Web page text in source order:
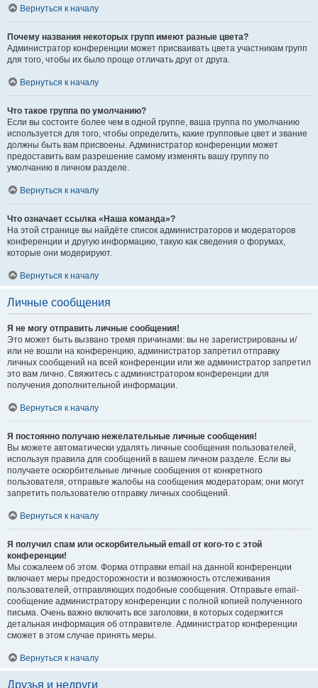
Вернуться к началу
Почему названия некоторых групп имеют разные цвета?
Администратор конференции может присваивать цвета участникам групп
для того, чтобы их было проще отличать друг от друга.
Вернуться к началу
Что такое группа по умолчанию?
Если вы состоите более чем в одной группе, ваша группа по умолчанию
используется для того, чтобы определить, какие групповые цвет и звание
должны быть вам присвоены. Администратор конференции может
предоставить вам разрешение самому изменять вашу группу по
умолчанию в личном разделе.
Вернуться к началу
Что означает ссылка «Наша команда»?
На этой странице вы найдёте список администраторов и модераторов
конференции и другую информацию, такую как сведения о форумах,
которые они модерируют.
Вернуться к началу
Личные сообщения
Я не могу отправить личные сообщения!
Это может быть вызвано тремя причинами: вы не зарегистрированы и/
или не вошли на конференцию, администратор запретил отправку
личных сообщений на всей конференции или же администратор запретил
это вам лично. Свяжитесь с администратором конференции для
получения дополнительной информации.
Вернуться к началу
Я постоянно получаю нежелательные личные сообщения!
Вы можете автоматически удалять личные сообщения пользователей,
используя правила для сообщений в вашем личном разделе. Если вы
получаете оскорбительные личные сообщения от конкретного
пользователя, отправьте жалобы на сообщения модераторам; они могут
запретить пользователю отправку личных сообщений.
Вернуться к началу
Я получил спам или оскорбительный email от кого-то с этой
конференции!
Мы сожалеем об этом. Форма отправки email на данной конференции
включает меры предосторожности и возможность отслеживания
пользователей, отправляющих подобные сообщения. Отправьте email-
сообщение администратору конференции с полной копией полученного
письма. Очень важно включить все заголовки, в которых содержится
детальная информация об отправителе. Администратор конференции
сможет в этом случае принять меры.
Вернуться к началу
Друзья и недруги